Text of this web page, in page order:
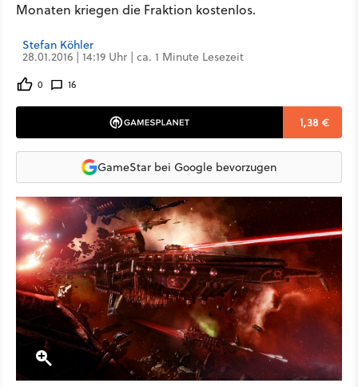
Monaten kriegen die Fraktion kostenlos.
Stefan Köhler
28.01.2016 | 14:19 Uhr | ca. 1 Minute Lesezeit
0 16
1,38 €
GameStar bei Google bevorzugen